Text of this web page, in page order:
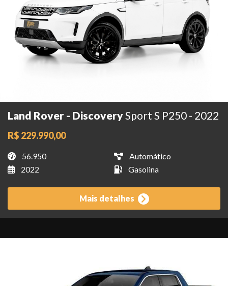
Land Rover - DiscoverySport S P250 - 2022
R$ 229.990,00
56.950
Automático
2022
Gasolina
Mais detalhes